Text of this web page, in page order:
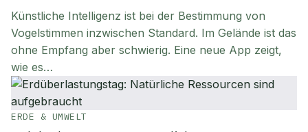
Künstliche Intelligenz ist bei der Bestimmung von
Vogelstimmen inzwischen Standard. Im Gelände ist das
ohne Empfang aber schwierig. Eine neue App zeigt,
wie es…
ERDE & UMWELT